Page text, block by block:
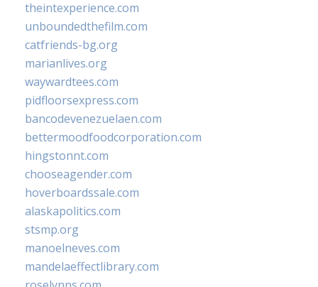
theintexperience.com
unboundedthefilm.com
catfriends-bg.org
marianlives.org
waywardtees.com
pidfloorsexpress.com
bancodevenezuelaen.com
bettermoodfoodcorporation.com
hingstonnt.com
chooseagender.com
hoverboardssale.com
alaskapolitics.com
stsmp.org
manoelneves.com
mandelaeffectlibrary.com